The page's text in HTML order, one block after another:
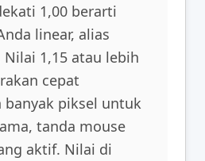
1,00 berarti
linear, alias
1,15 atau lebih
cepat
piksel untuk
tanda mouse
aktif. Nilai di